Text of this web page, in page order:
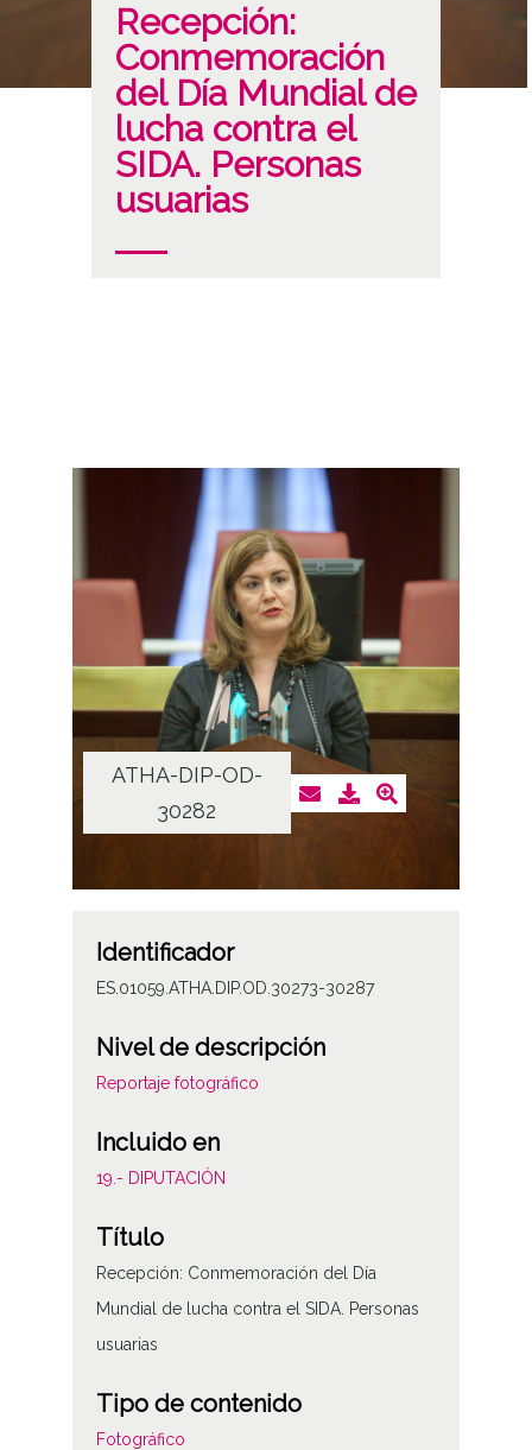
Recepción:
Conmemoración
del Día Mundial de
lucha contra el
SIDA. Personas
usuarias
ATHA-DIP-OD-
30282
Identificador
ES.01059.ATHA.DIP.OD.30273-30287
Nivel de descripción
Reportaje fotográfico
Incluido en
19.- DIPUTACIÓN
Título
Recepción: Conmemoración del Día
Mundial de lucha contra el SIDA. Personas
usuarias
Tipo de contenido
Fotográfico